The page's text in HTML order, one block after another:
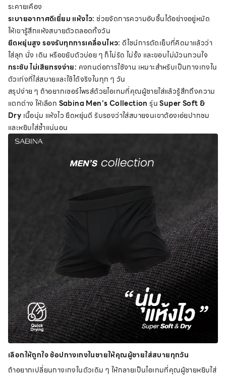
ระคายเคือง
ระบายอากาศดีเยี่ยม แห้งไว: ช่วยจัดการความอับชื้นได้อย่างอยู่หมัด
ให้เขารู้สึกแห้งสบายตัวตลอดทั้งวัน
ยืดหยุ่นสูง รองรับทุกการเคลื่อนไหว: ดีไซน์การตัดเย็บที่คิดมาแล้วว่า
ใส่ลุก นั่ง เดิน หรือขยับตัวบ่อย ๆ ก็ไม่รัด ไม่รั้ง และขอบไม่ม้วนกวนใจ
กระชับ ไม่เสียทรงง่าย: คงทนต่อการใช้งาน เหมาะสำหรับเป็นกางเกงใน
ตัวเก่งที่ใส่สบายและใช้ได้จริงในทุก ๆ วัน
สรุปง่าย ๆ ถ้าอยากเซอร์ไพรส์ด้วยไอเทมที่คุณผู้ชายใส่แล้วรู้สึกถึงความ
แตกต่าง ให้เลือก Sabina Men’s Collection รุ่นSuper Soft &
Dry เนื้อนุ่ม แห้งไว ยืดหยุ่นดี รับรองว่าใส่สบายจนเขาต้องเอ่ยปากชม
และหยิบใส่ซ้ำแน่นอน
เลือกให้ถูกใจ ช้อปกางเกงในชายให้คุณผู้ชายใส่สบายทุกวัน
ถ้าอยากเปลี่ยนกางเกงในตัวเดิม ๆ ให้กลายเป็นไอเทมที่คุณผู้ชายหยิบใส่